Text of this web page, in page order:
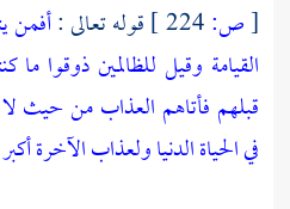
[ص: قوله تعالى :أفمن
القيامة وقيل للظالمين ذوقوا
قبلهم فأتاهم العذاب من حيث
في الحياة الدنيا ولعذاب الآخرة